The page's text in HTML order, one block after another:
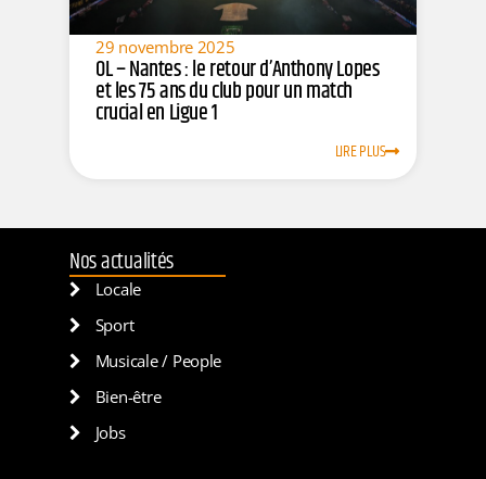
29 novembre 2025
OL – Nantes : le retour d’Anthony Lopes
et les 75 ans du club pour un match
crucial en Ligue 1
LIRE PLUS
Nos actualités
Locale
Sport
Musicale / People
Bien-être
Jobs